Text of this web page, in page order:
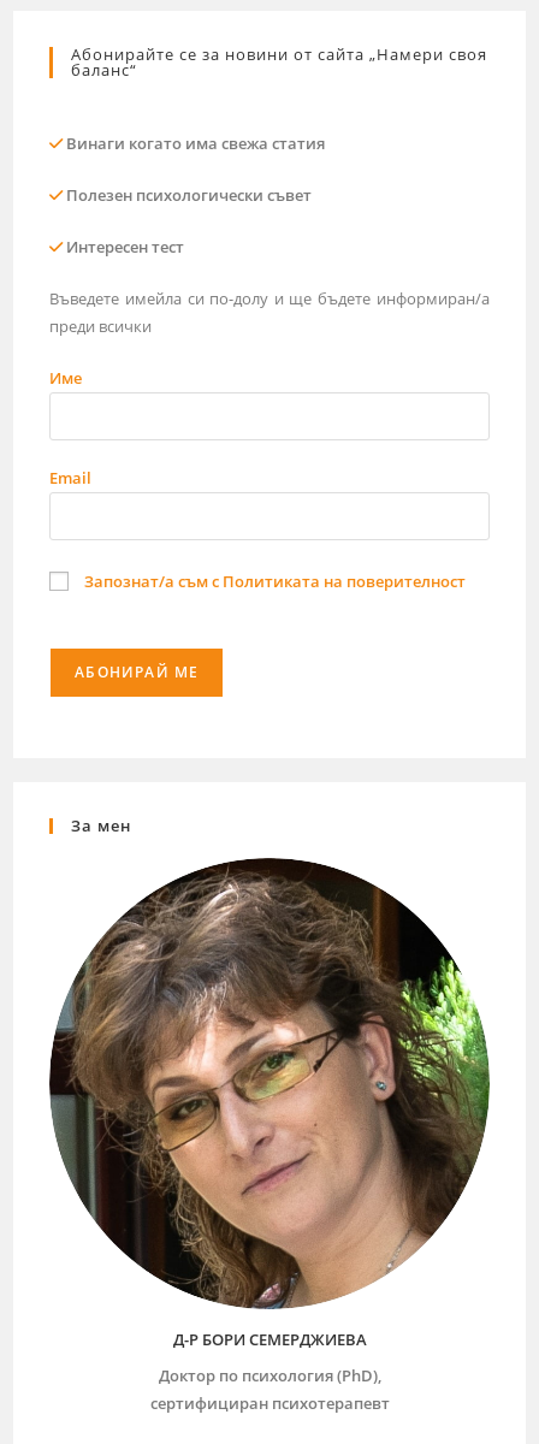
Абонирайте се за новини от сайта „Намери своя
баланс“
Винаги когато има свежа статия
Полезен психологически съвет
Интересен тест
Въведете имейла си по-долу и ще бъдете информиран/а
преди всички
Име
Email
Запознат/а съм с Политиката на поверителност
За мен
Д-Р БОРИ СЕМЕРДЖИЕВА
Доктор по психология (PhD),
сертифициран психотерапевт